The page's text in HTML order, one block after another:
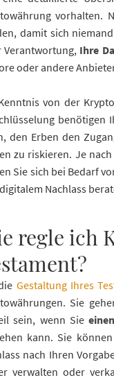
vorhalten.
damit sich
Verantwortung, Ihre
oder andere
von der
benötigen
den Erben den
zu riskieren. Je
Sie sich bei Bedarf
Nachlass
regle ich
Gestaltung Ihres
Sie
sein, wenn Sie
kann. Sie
nach Ihren
verwalten oder